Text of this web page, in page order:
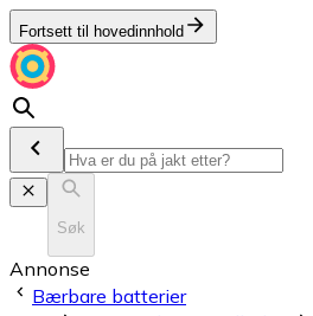
Fortsett til hovedinnhold
Søk
Annonse
Bærbare batterier